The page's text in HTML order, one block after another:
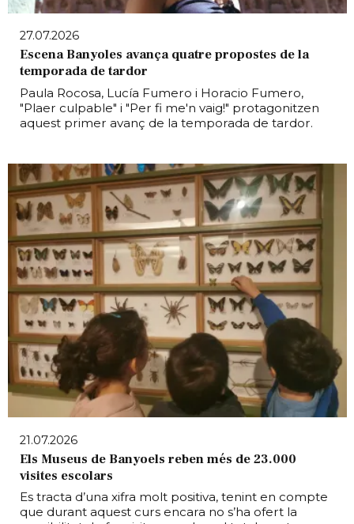
27.07.2026
Escena Banyoles avança quatre propostes de la
temporada de tardor
Paula Rocosa, Lucía Fumero i Horacio Fumero,
"Plaer culpable" i "Per fi me'n vaig!" protagonitzen
aquest primer avanç de la temporada de tardor.
21.07.2026
Els Museus de Banyoels reben més de 23.000
visites escolars
Es tracta d’una xifra molt positiva, tenint en compte
que durant aquest curs encara no s’ha ofert la